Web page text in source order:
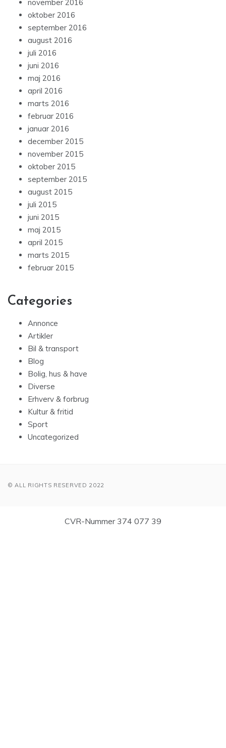
november 2016
oktober 2016
september 2016
august 2016
juli 2016
juni 2016
maj 2016
april 2016
marts 2016
februar 2016
januar 2016
december 2015
november 2015
oktober 2015
september 2015
august 2015
juli 2015
juni 2015
maj 2015
april 2015
marts 2015
februar 2015
Categories
Annonce
Artikler
Bil & transport
Blog
Bolig, hus & have
Diverse
Erhverv & forbrug
Kultur & fritid
Sport
Uncategorized
© ALL RIGHTS RESERVED 2022
CVR-Nummer 374 077 39